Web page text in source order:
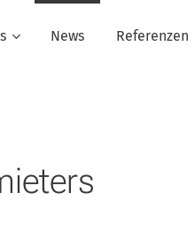
News Referenzen